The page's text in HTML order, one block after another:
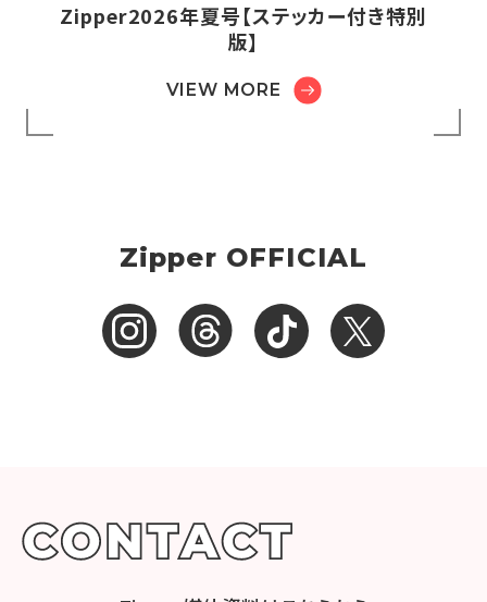
Zipper2026年夏号【ステッカー付き特別
版】
VIEW MORE
Zipper OFFICIAL